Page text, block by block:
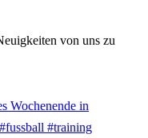
von uns zu